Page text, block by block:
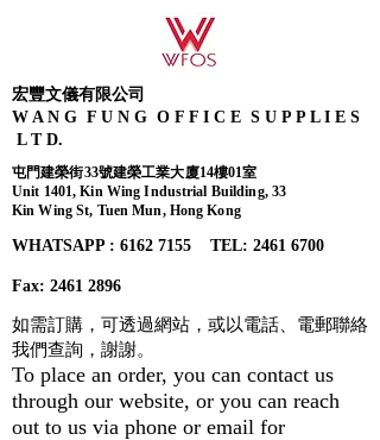
宏豐文儀有限公司
W A N G F U N G O F F I C E S U P P L I E S
L T D.
屯門建榮街33號建榮工業大廈14樓01室
Unit 1401, Kin Wing Industrial Building, 33
Kin Wing St, Tuen Mun, Hong Kong
WHATSAPP : 6162 7155​ TEL: 2461 6700
Fax: 2461 2896
如需訂購，可透過網站，或以電話、電郵聯絡
我們查詢， 謝謝。
To place an order, you can contact us
through our website, or you can reach
out to us via phone or email for